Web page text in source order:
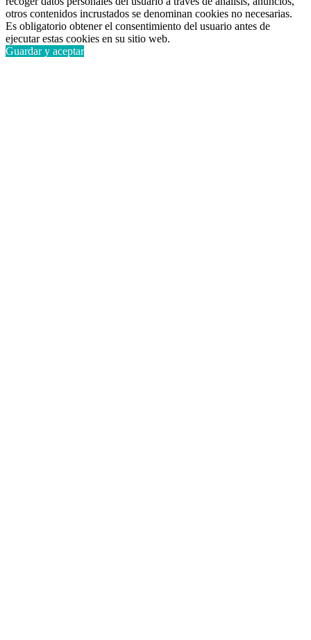
otros contenidos incrustados se denominan cookies no necesarias.
Es obligatorio obtener el consentimiento del usuario antes de
ejecutar estas cookies en su sitio web.
Guardar y aceptar